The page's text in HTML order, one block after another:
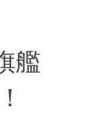
艦